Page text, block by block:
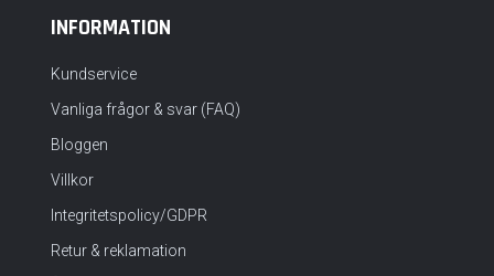
INFORMATION
Kundservice
Vanliga frågor & svar (FAQ)
Bloggen
Villkor
Integritetspolicy/GDPR
Retur & reklamation